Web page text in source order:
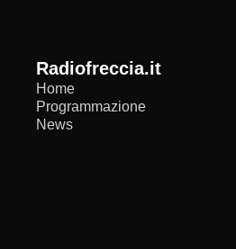
radiofreccia.it
Home
Programmazione
News